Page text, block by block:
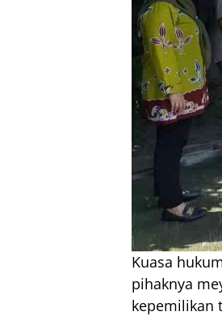
Kuasa
pihaknya
kepemilikan